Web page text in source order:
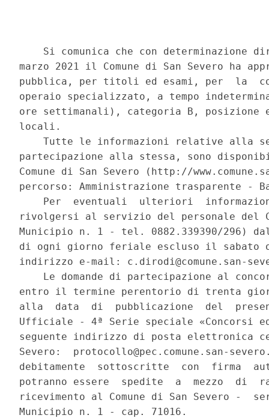
Si comunica che con determinazione
marzo 2021 il Comune di San Severo ha
pubblica, per titoli ed esami, per  la
operaio specializzato, a tempo
ore settimanali), categoria B, posizione
locali.
Tutte le informazioni relative alla
partecipazione alla stessa, sono
Comune di San Severo (http://
percorso: Amministrazione trasparente -
Per  eventuali  ulteriori
rivolgersi al servizio del personale del
Municipio n. 1 - tel. 0882.339390/296)
di ogni giorno feriale escluso il sabato
indirizzo e-mail: c.dirodi@comune.san-
Le domande di partecipazione al
entro il termine perentorio di trenta
alla  data  di  pubblicazione  del
Ufficiale - 4ª Serie speciale «Concorsi
seguente indirizzo di posta elettronica
Severo:  protocollo@pec.comune.san-
debitamente  sottoscritte  con  firma
potranno essere  spedite  a  mezzo  di
ricevimento al Comune di San Severo -
Municipio n. 1 - cap. 71016.